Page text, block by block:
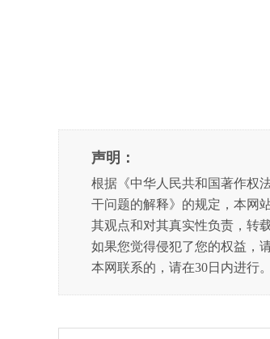
声明：
根据《中华人民共和国著作权
干问题的解释》的规定，本网
其观点和对其真实性负责，转
如果您觉得侵犯了您的权益，
本网联系的，请在30日内进行。